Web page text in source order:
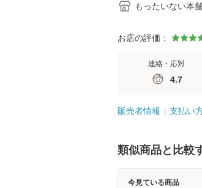
もったいない本
お店の評価：
連絡・応対
4.7
販売者情報 支払い
類似商品と比較
今見ている商品